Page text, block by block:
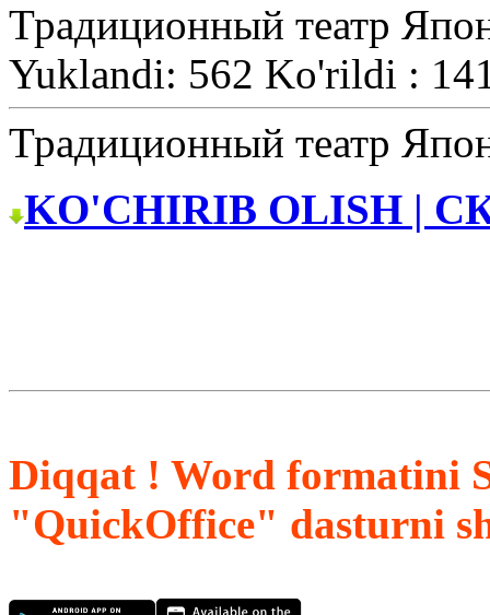
Традиционный театр
Yuklandi: 562 Ko'rildi :
Традиционный театр
KO'CHIRIB OLISH |
Diqqat ! Word formatini
"QuickOffice" dasturni